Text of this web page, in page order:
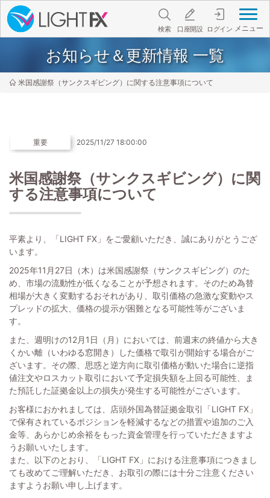
メニュー
検索 口座開設 ログイン
お知らせ＆更新情報 一覧
米国感謝祭（サンクスギビング）に関する注意事項について
重要 2025/11/27 18:00:00
米国感謝祭（サンクスギビング）に関
する注意事項について
平素より、「LIGHT FX」をご愛顧いただき、誠にありがとうござ
います。
2025年11月27日（木）は米国感謝祭（サンクスギビング）のた
め、市場の流動性が低くなることが予想されます。そのため為替
相場が大きく変動するおそれがあり、取引価格の急激な変動やス
プレッドの拡大、価格の提示が困難となる可能性等がございま
す。
また、週明けの12月1日（月）においては、前週末の終値から大き
くかい離（いわゆる窓開き）した価格で取引が開始する場合がご
ざいます。その際、思惑と逆方向に取引価格が動いた場合に逆指
値注文やロスカット取引において予定損失額を上回る可能性、ま
た預託した証拠金以上の損失が発生する可能性がございます。
お客様におかれましては、店頭外国為替証拠金取引「LIGHT FX」
で保有されているポジションを軽減するなどの措置や追加のご入
金等、あらかじめ余裕をもった資金管理を行っていただきますよ
うお願いいたします。
また、以下のとおり、「LIGHT FX」における注意事項につきまし
ても改めてご理解いただき、お取引の際には十分ご注意ください
ますようお願い申し上げます。